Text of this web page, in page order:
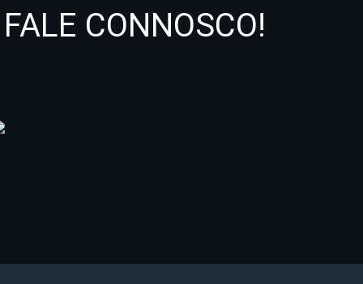
FALE CONNOSCO!